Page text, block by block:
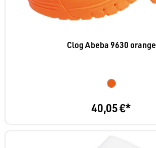
Clog Abeba 9630 orange
40,05 €*